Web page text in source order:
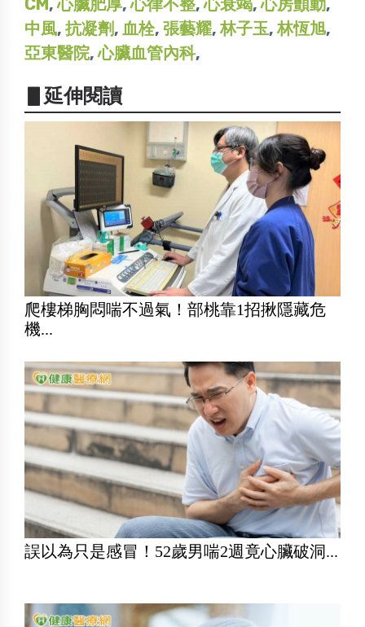
中風, 抗凝劑, 血栓, 張藝耀,林子玉,林恆旭,
亞東醫院,心臟血管內科,
▋延伸閱讀
爬樓梯胸悶喘不過氣！部桃靠1招揪隱藏危
機...
誤以為只是感冒！52歲男喘2週竟心臟破洞...